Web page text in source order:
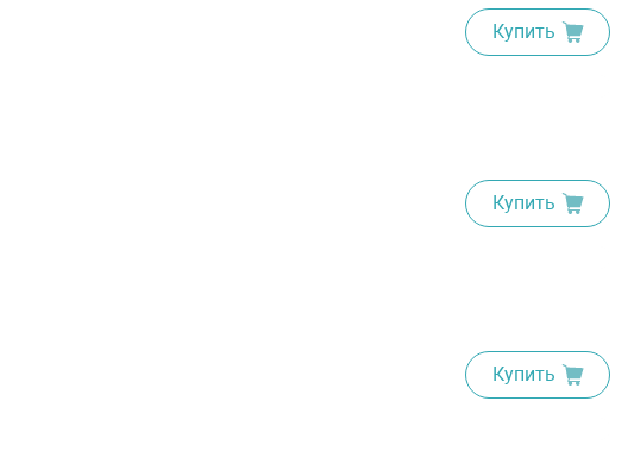
Купить
Купить
Купить